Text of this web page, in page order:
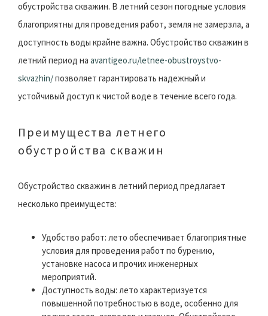
обустройства скважин. В летний сезон погодные условия
благоприятны для проведения работ, земля не замерзла, а
доступность воды крайне важна. Обустройство скважин в
летний период на avantigeo.ru/letnee-obustroystvo-
skvazhin/позволяет гарантировать надежный и
устойчивый доступ к чистой воде в течение всего года.
Преимущества летнего
обустройства скважин
Обустройство скважин в летний период предлагает
несколько преимуществ:
Удобство работ: лето обеспечивает благоприятные
условия для проведения работ по бурению,
установке насоса и прочих инженерных
мероприятий.
Доступность воды: лето характеризуется
повышенной потребностью в воде, особенно для